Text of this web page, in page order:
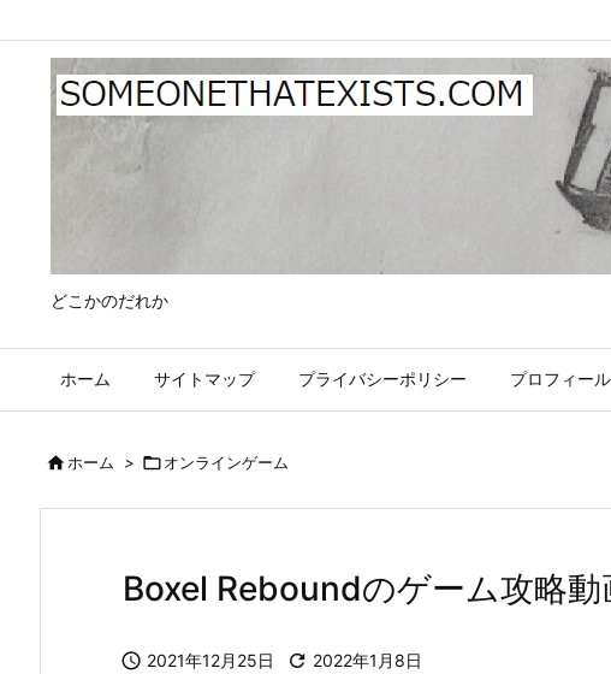
どこかのだれか
ホーム サイトマップ プライバシーポリシー プロフィール
ホーム > オンラインゲーム
Boxel Reboundのゲーム攻略動
 2021年12月25日  2022年1月8日